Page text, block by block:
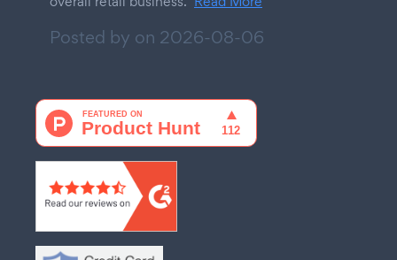
Posted by on 2026-08-06